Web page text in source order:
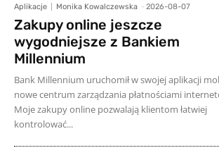
Aplikacje Monika Kowalczewska - 2026-08-07
Zakupy online jeszcze
wygodniejsze z Bankiem
Millennium
Bank Millennium uruchomił w swojej aplikacji
nowe centrum zarządzania płatnościami
Moje zakupy online pozwalają klientom łatwiej
kontrolować...